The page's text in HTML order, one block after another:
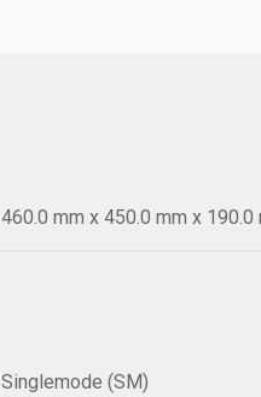
460.0 mm x 450.0 mm x
Singlemode (SM)